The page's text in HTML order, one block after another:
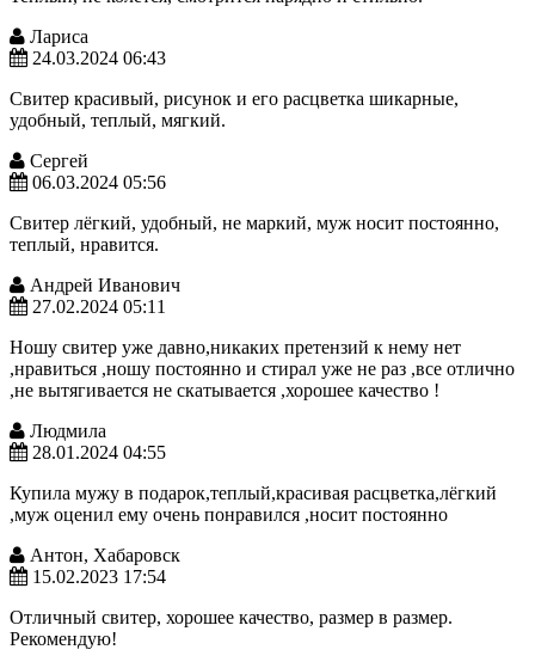
Лариса
24.03.2024 06:43
Свитер красивый, рисунок и его расцветка шикарные,
удобный, теплый, мягкий.
Сергей
06.03.2024 05:56
Свитер лёгкий, удобный, не маркий, муж носит постоянно,
теплый, нравится.
Андрей Иванович
27.02.2024 05:11
Ношу свитер уже давно,никаких претензий к нему нет
,нравиться ,ношу постоянно и стирал уже не раз ,все отлично
,не вытягивается не скатывается ,хорошее качество !
Людмила
28.01.2024 04:55
Купила мужу в подарок,теплый,красивая расцветка,лёгкий
,муж оценил ему очень понравился ,носит постоянно
Антон, Хабаровск
15.02.2023 17:54
Отличный свитер, хорошее качество, размер в размер.
Рекомендую!